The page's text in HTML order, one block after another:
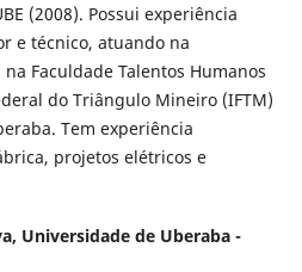
(2008). Possui experiência
e técnico, atuando na
Faculdade Talentos Humanos
do Triângulo Mineiro (IFTM)
Tem experiência
projetos elétricos e
Universidade de Uberaba -